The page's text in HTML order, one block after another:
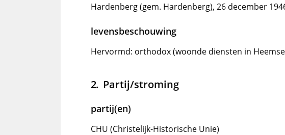
Hardenberg (gem. Hardenberg), 26 december
levensbeschouwing
Hervormd: orthodox (woonde diensten in
Partij/stroming
partij(en)
CHU (Christelijk-Historische Unie)